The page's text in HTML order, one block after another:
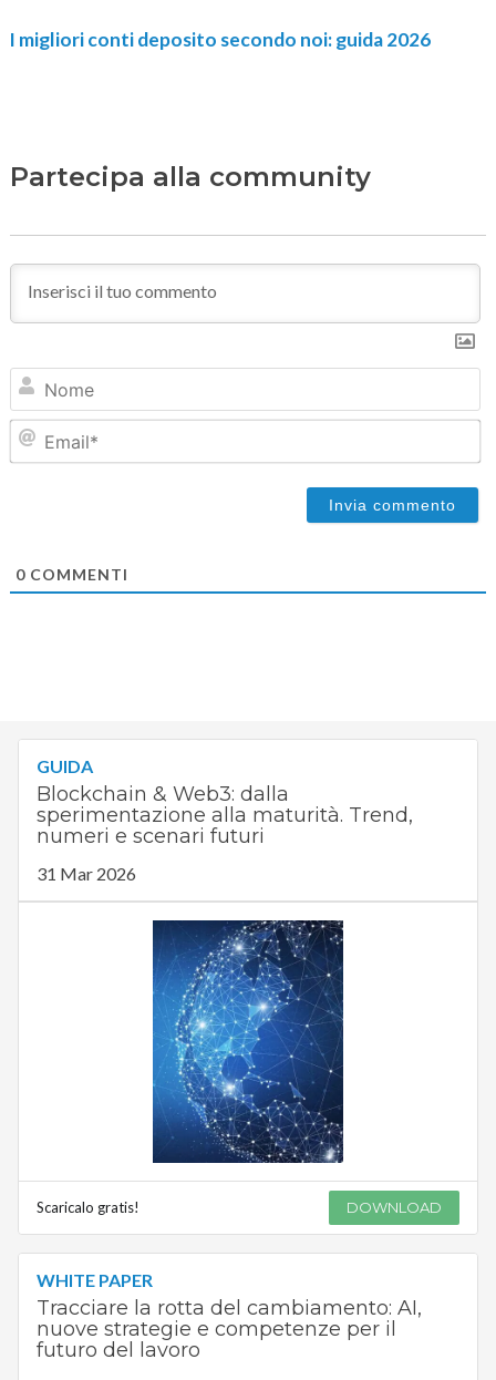
I migliori conti deposito secondo noi: guida 2026
Partecipa alla community
0COMMENTI
GUIDA
Blockchain & Web3: dalla
sperimentazione alla maturità. Trend,
numeri e scenari futuri
31 Mar 2026
Scaricalo gratis! DOWNLOAD
WHITE PAPER
Tracciare la rotta del cambiamento: AI,
nuove strategie e competenze per il
futuro del lavoro